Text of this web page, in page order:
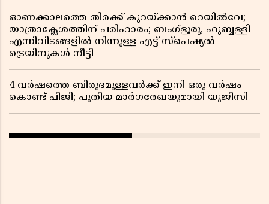
ഓണക്കാലത്തെ തിരക്ക് കുറയ്ക്കാൻ റെയിൽവേ;
യാത്രാക്ലേശത്തിന് പരിഹാരം; ബംഗ്ളൂരു, ഹുബ്ബള്ളി
എന്നിവിടങ്ങളിൽ നിന്നുള്ള എട്ട് സ്പെഷ്യൽ
ട്രെയിനുകൾ നീട്ടി
4 വർഷത്തെ ബിരുദമുള്ളവർക്ക് ഇനി ഒരു വർഷം
കൊണ്ട് പിജി; പുതിയ മാർഗരേഖയുമായി യുജിസി